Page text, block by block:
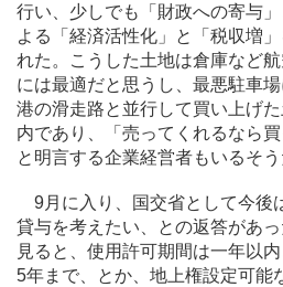
行い、少しでも「財政への寄与
よる「経済活性化」と「税収増
れた。こうした土地は倉庫など
には最適だと思うし、最悪駐車
港の滑走路と並行して買い上げ
内であり、「売ってくれるなら
と明言する企業経営者もいるそう
9月に入り、国交省として今後
貸与を考えたい、との返答があ
見ると、使用許可期間は一年以
5年まで、とか、地上権設定可能